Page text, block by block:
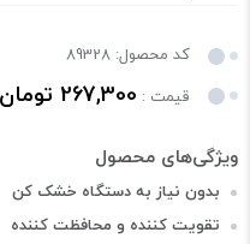
کد محصول: 89328
قیمت : 267,300 تومان
بدون نیاز به دستگاه خشک کن
تقویت کننده و محافظت کننده